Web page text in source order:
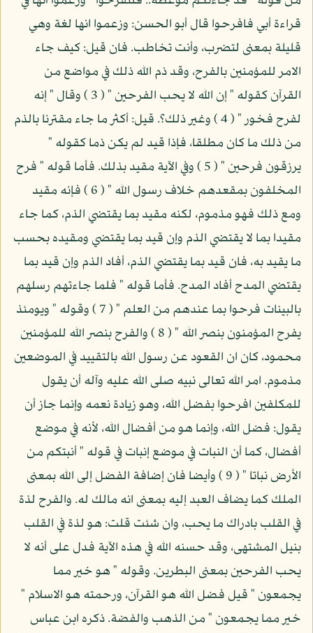
قراءة أبي فافرحوا قال أبو الحسن: وزعموا انها لغة وهي
قليلة بمعنى لتضرب، وأنت تخاطب. فان قيل: كيف جاء
الامر للمؤمنين بالفرح، وقد ذم الله ذلك في مواضع من
القرآن كقوله " إن الله لا يحب الفرحين " ( 3 ) وقال " إنه
لفرح فخور " ( 4 ) وغير ذلك؟. قيل: أكثر ما جاء مقترنا بالذم
من ذلك ما كان مطلقا، فإذا قيد لم يكن ذما كقوله "
يرزقون فرحين " ( 5 ) وفي الآية مقيد بذلك. فأما قوله " فرح
المخلفون بمقعدهم خلاف رسول الله " ( 6 ) فإنه مقيد
ومع ذلك فهو مذموم، لكنه مقيد بما يقتضي الذم، كما جاء
مقيدا بما لا يقتضي الذم وإن قيد بما يقتضي ومقيده بحسب
ما يقيد به، فان قيد بما يقتضي الذم، أفاد الذم وإن قيد بما
يقتضي المدح أفاد المدح. فأما قوله " فلما جاءتهم رسلهم
بالبينات فرحوا بما عندهم من العلم " ( 7 ) وقوله " ويومئذ
يفرح المؤمنون بنصر الله " ( 8 ) والفرح بنصر الله للمؤمنين
محمود، كان ان القعود عن رسول الله بالتقييد في الموضعين
مذموم. امر الله تعالى نبيه صلى الله عليه وآله أن يقول
للمكلفين افرحوا بفضل الله، وهو زيادة نعمه وإنما جاز أن
يقول: فضل الله، وإنما هو من أفضال الله، لأنه في موضع
أفضال، كما أن النبات في موضع إنبات في قوله " أنبتكم من
الأرض نباتا " ( 9 ) وأيضا فان إضافة الفضل إلى الله بمعنى
الملك كما يضاف العبد إليه بمعنى انه مالك له. والفرح لذة
في القلب بادراك ما يحب، وان شئت قلت: هو لذة في القلب
بنيل المشتهى، وقد حسنه الله في هذه الآية فدل على أنه لا
يحب الفرحين بمعنى البطرين. وقوله " هو خير مما
يجمعون " قيل فضل الله هو القرآن، ورحمته هو الاسلام "
خير مما يجمعون " من الذهب والفضة. ذكره ابن عباس